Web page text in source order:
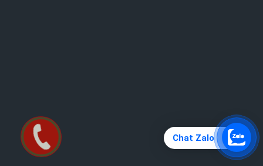
Chat Zalo